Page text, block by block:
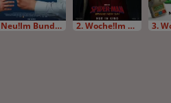
Neu!Im Bundesstart 2. Woche!Im Bundesstart